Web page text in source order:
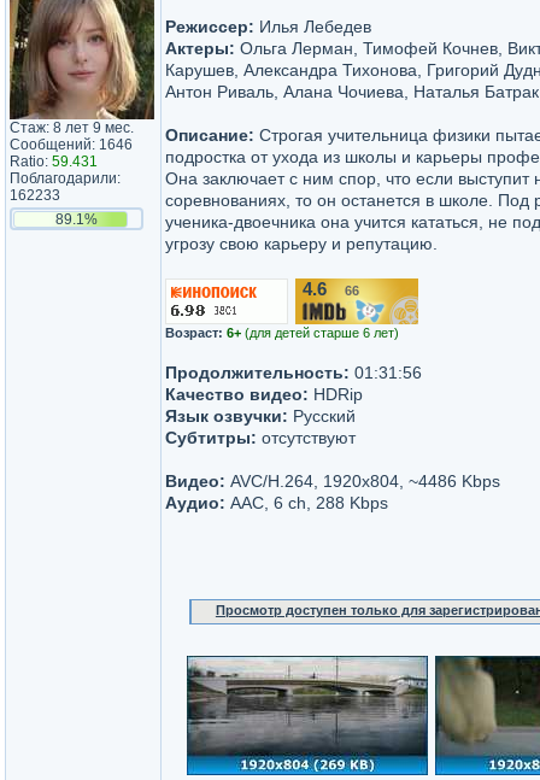
Стаж: 8 лет 9 мес.
Сообщений: 1646
Ratio: 59.431
Поблагодарили:
162233
89.1%
Режиссер: Илья Лебедев
Актеры: Ольга Лерман, Тимофей Кочнев,
Карушев, Александра Тихонова, Григорий
Антон Риваль, Алана Чочиева, Наталья Батрак
Описание: Строгая учительница физики
подростка от ухода из школы и карьеры
Она заключает с ним спор, что если выступит
соревнованиях, то он останется в школе. Под
ученика-двоечника она учится кататься, не
угрозу свою карьеру и репутацию.
4.6 66
Возраст: 6+ (для детей старше 6 лет)
Продолжительность: 01:31:56
Качество видео: HDRip
Язык озвучки: Русский
Субтитры: отсутствуют
Видео: AVC/H.264, 1920x804, ~4486 Kbps
Аудио: AAC, 6 ch, 288 Kbps
Просмотр доступен только для